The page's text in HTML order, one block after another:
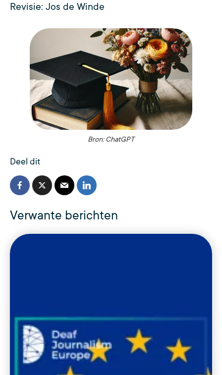
Revisie: Jos de Winde
Bron: ChatGPT
Deel dit
Verwante berichten